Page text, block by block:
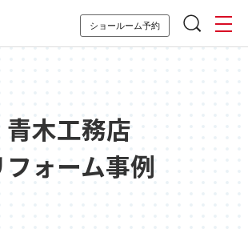
ショールーム予約
青木工務店
フォーム事例